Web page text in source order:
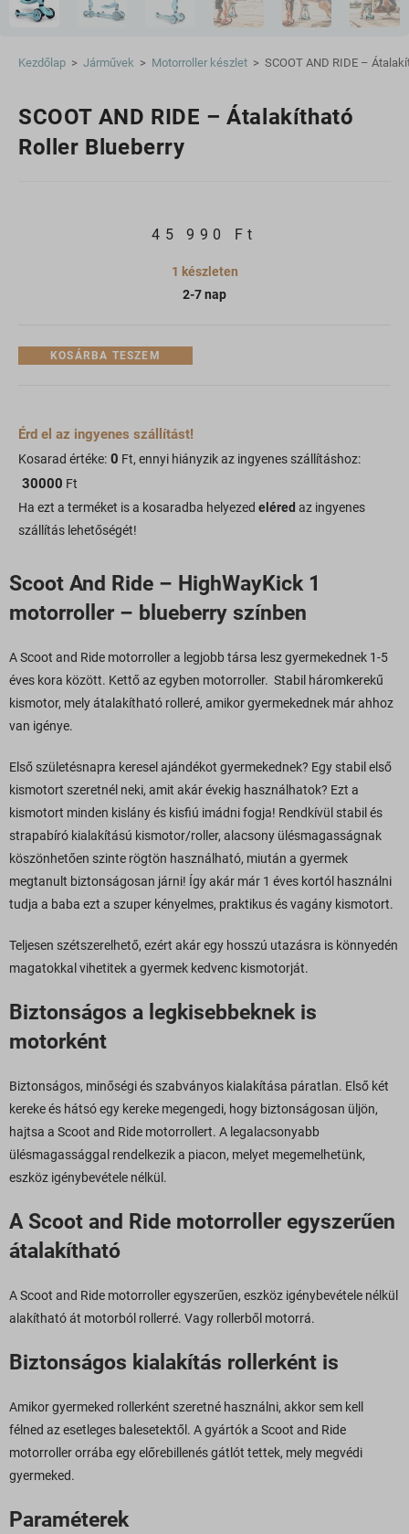
Kezdőlap > Járművek > Motorroller készlet > SCOOT AND RIDE –
SCOOT AND RIDE – Átalakítható
Roller Blueberry
45 990 Ft
1 készleten
2-7 nap
KOSÁRBA TESZEM
Érd el az ingyenes szállítást!
Kosarad értéke: 0 Ft, ennyi hiányzik az ingyenes szállításhoz:
30000 Ft
Ha ezt a terméket is a kosaradba helyezed eléred az ingyenes
szállítás lehetőségét!
Scoot And Ride – HighWayKick 1
motorroller – blueberry színben
A Scoot and Ride motorroller a legjobb társa lesz gyermekednek 1-5
éves kora között. Kettő az egyben motorroller. Stabil háromkerekű
kismotor, mely átalakítható rolleré, amikor gyermekednek már ahhoz
van igénye.
Első születésnapra keresel ajándékot gyermekednek? Egy stabil első
kismotort szeretnél neki, amit akár évekig használhatok? Ezt a
kismotort minden kislány és kisfiú imádni fogja! Rendkívül stabil és
strapabíró kialakítású kismotor/roller, alacsony ülésmagasságnak
köszönhetően szinte rögtön használható, miután a gyermek
megtanult biztonságosan járni! Így akár már 1 éves kortól használni
tudja a baba ezt a szuper kényelmes, praktikus és vagány kismotort.
Teljesen szétszerelhető, ezért akár egy hosszú utazásra is könnyedén
magatokkal vihetitek a gyermek kedvenc kismotorját.
Biztonságos a legkisebbeknek is
motorként
Biztonságos, minőségi és szabványos kialakítása páratlan. Első két
kereke és hátsó egy kereke megengedi, hogy biztonságosan üljön,
hajtsa a Scoot and Ride motorrollert. A legalacsonyabb
ülésmagassággal rendelkezik a piacon, melyet megemelhetünk,
eszköz igénybevétele nélkül.
A Scoot and Ride motorroller egyszerűen
átalakítható
A Scoot and Ride motorroller egyszerűen, eszköz igénybevétele nélkül
alakítható át motorból rollerré. Vagy rollerből motorrá.
Biztonságos kialakítás rollerként is
Amikor gyermeked rollerként szeretné használni, akkor sem kell
félned az esetleges balesetektől. A gyártók a Scoot and Ride
motorroller orrába egy előrebillenés gátlót tettek, mely megvédi
gyermeked.
Paraméterek